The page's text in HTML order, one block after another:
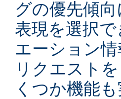
グの優先傾
表現を選択
エーション
リクエスト
くつか機能